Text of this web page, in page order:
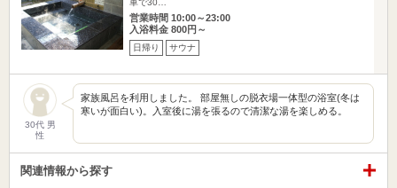
車で30…
営業時間 10:00～23:00
入浴料金 800円～
日帰り サウナ
30代 男
性
家族風呂を利用しました。 部屋無しの脱衣場一体型の浴室(冬は
寒いが面白い)。入室後に湯を張るので清潔な湯を楽しめる。
関連情報から探す